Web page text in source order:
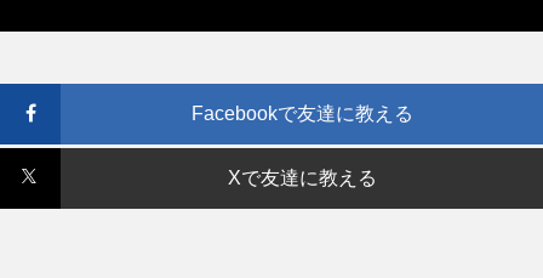
Facebookで友達に教える
Xで友達に教える